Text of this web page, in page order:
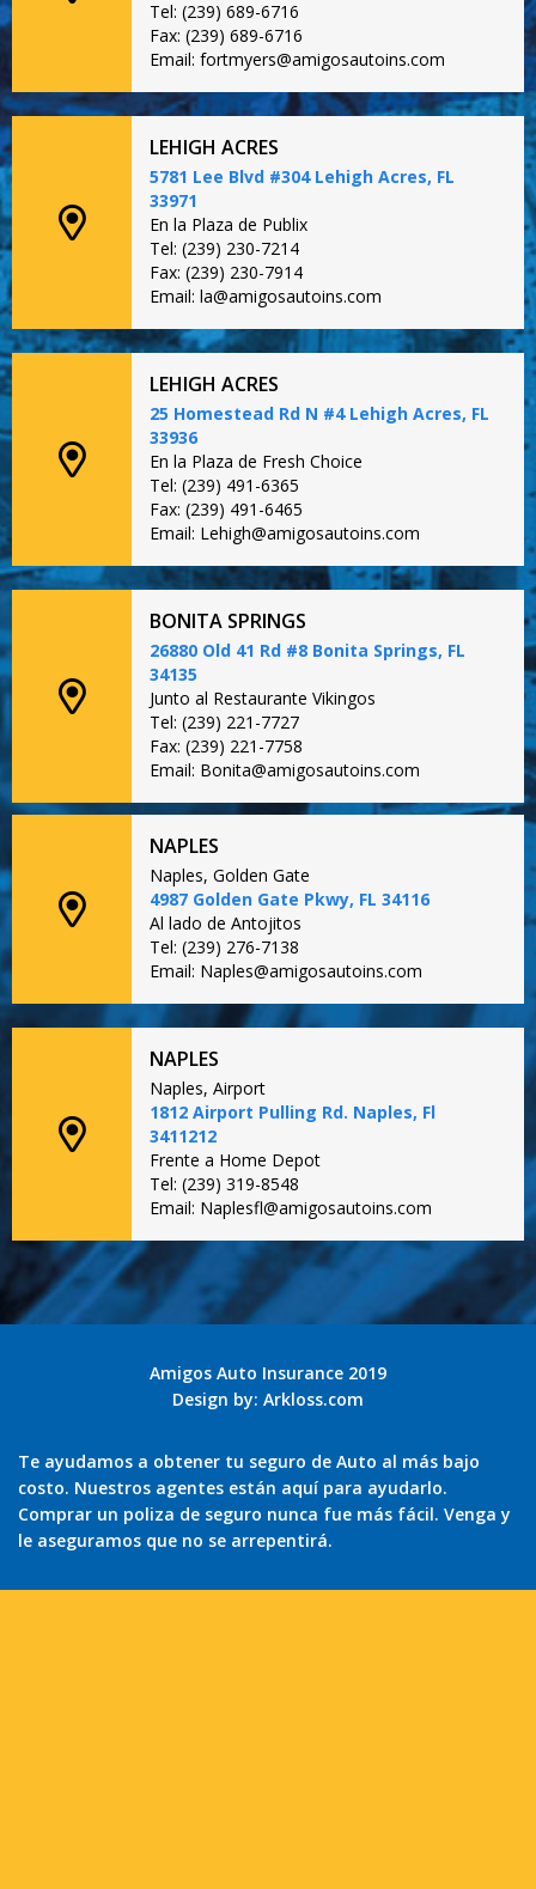
Tel: (239) 689-6716
Fax: (239) 689-6716
Email: fortmyers@amigosautoins.com
LEHIGH ACRES
5781 Lee Blvd #304 Lehigh Acres, FL
33971
En la Plaza de Publix
Tel: (239) 230-7214
Fax: (239) 230-7914
Email: la@amigosautoins.com
LEHIGH ACRES
25 Homestead Rd N #4 Lehigh Acres, FL
33936
En la Plaza de Fresh Choice
Tel: (239) 491-6365
Fax: (239) 491-6465
Email: Lehigh@amigosautoins.com
BONITA SPRINGS
26880 Old 41 Rd #8 Bonita Springs, FL
34135
Junto al Restaurante Vikingos
Tel: (239) 221-7727
Fax: (239) 221-7758
Email: Bonita@amigosautoins.com
NAPLES
Naples, Golden Gate
4987 Golden Gate Pkwy, FL 34116
Al lado de Antojitos
Tel: (239) 276-7138
Email: Naples@amigosautoins.com
NAPLES
Naples, Airport
1812 Airport Pulling Rd. Naples, Fl
3411212
Frente a Home Depot
Tel: (239) 319-8548
Email: Naplesfl@amigosautoins.com
Amigos Auto Insurance 2019
Design by: Arkloss.com
Te ayudamos a obtener tu seguro de Auto al más bajo
costo. Nuestros agentes están aquí para ayudarlo.
Comprar un poliza de seguro nunca fue más fácil. Venga y
le aseguramos que no se arrepentirá.